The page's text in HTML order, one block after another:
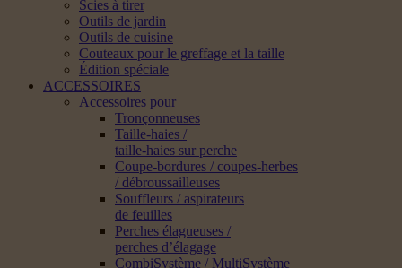
Scies à tirer
Outils de jardin
Outils de cuisine
Couteaux pour le greffage et la taille
Édition spéciale
ACCESSOIRES
Accessoires pour
Tronçonneuses
Taille-haies /
taille-haies sur perche
Coupe-bordures / coupes-herbes
/ débroussailleuses
Souffleurs / aspirateurs
de feuilles
Perches élagueuses /
perches d’élagage
CombiSystème / MultiSystème